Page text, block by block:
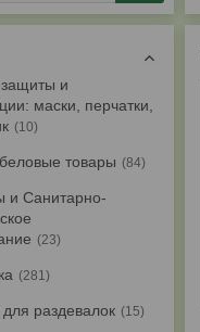
и
маски, перчатки,
10
товары 84
и Санитарно-
23
281
раздевалок 15